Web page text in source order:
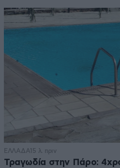
ΕΛΛΑΔΑ15 λ. πριν
Τραγωδία στην Πάρο: